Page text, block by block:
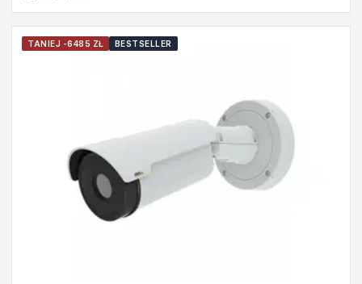
TANIEJ -6485 ZŁ BESTSELLER